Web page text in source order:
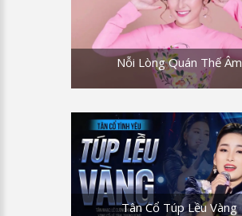
Nỗi Lòng Quán Thế Âm
Tân Cổ Túp Lều Vàng